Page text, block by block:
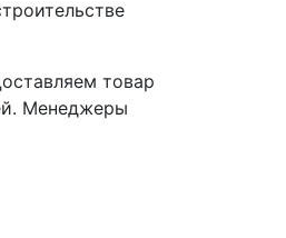
товар
Менеджеры